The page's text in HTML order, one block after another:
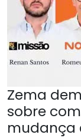
Zema
sobre
mudança